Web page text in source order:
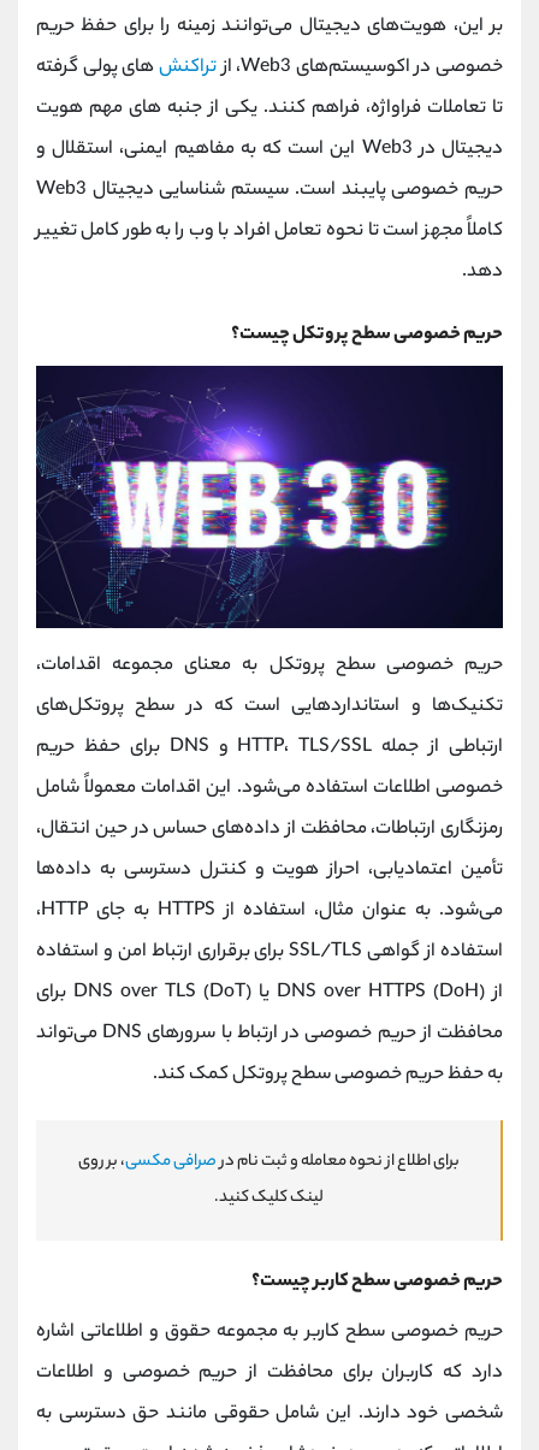
بر این، هویت‌های دیجیتال می‌توانند زمینه را برای حفظ حریم
خصوصی در اکوسیستم‌های Web3، از
تراکنش‌های پولی گرفته
تا تعاملات فراواژه، فراهم کنند. یکی از جنبه های مهم هویت
دیجیتال در Web3 این است که به مفاهیم ایمنی، استقلال و
حریم خصوصی پایبند است. سیستم شناسایی دیجیتال Web3
کاملاً مجهز است تا نحوه تعامل افراد با وب را به طور کامل تغییر
دهد.
حریم خصوصی سطح پروتکل چیست؟
حریم خصوصی سطح پروتکل به معنای مجموعه اقدامات،
تکنیک‌ها و استانداردهایی است که در سطح پروتکل‌های
ارتباطی از جمله HTTP، TLS/SSL و DNS برای حفظ حریم
خصوصی اطلاعات استفاده می‌شود. این اقدامات معمولاً شامل
رمزنگاری ارتباطات، محافظت از داده‌های حساس در حین انتقال،
تأمین اعتمادیابی، احراز هویت و کنترل دسترسی به داده‌ها
می‌شود. به عنوان مثال، استفاده از HTTPS به جای HTTP،
استفاده از گواهی SSL/TLS برای برقراری ارتباط امن و استفاده
از DNS over HTTPS (DoH) یا DNS over TLS (DoT) برای
محافظت از حریم خصوصی در ارتباط با سرورهای DNS می‌تواند
به حفظ حریم خصوصی سطح پروتکل کمک کند.
برای اطلاع از نحوه معامله و ثبت نام درصرافی مکسی، بر روی
لینک کلیک کنید.
حریم خصوصی سطح کاربر چیست؟
حریم خصوصی سطح کاربر به مجموعه حقوق و اطلاعاتی اشاره
دارد که کاربران برای محافظت از حریم خصوصی و اطلاعات
شخصی خود دارند. این شامل حقوقی مانند حق دسترسی به